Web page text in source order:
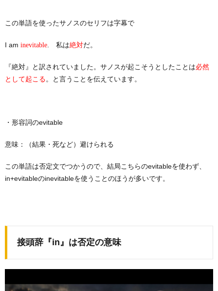
この単語を使ったサノスのセリフは字幕で
I am inevitable . 私は絶対だ。
『絶対』と訳されていました。サノスが起こそうとしたことは必然
として起こる 。と言うことを伝えています。
・形容詞のevitable
意味：（結果・死など）避けられる
この単語は否定文でつかうので、結局こちらのevitableを使わず、
in+evitableのinevitableを使うことのほうが多いです。
接頭辞『in』は否定の意味